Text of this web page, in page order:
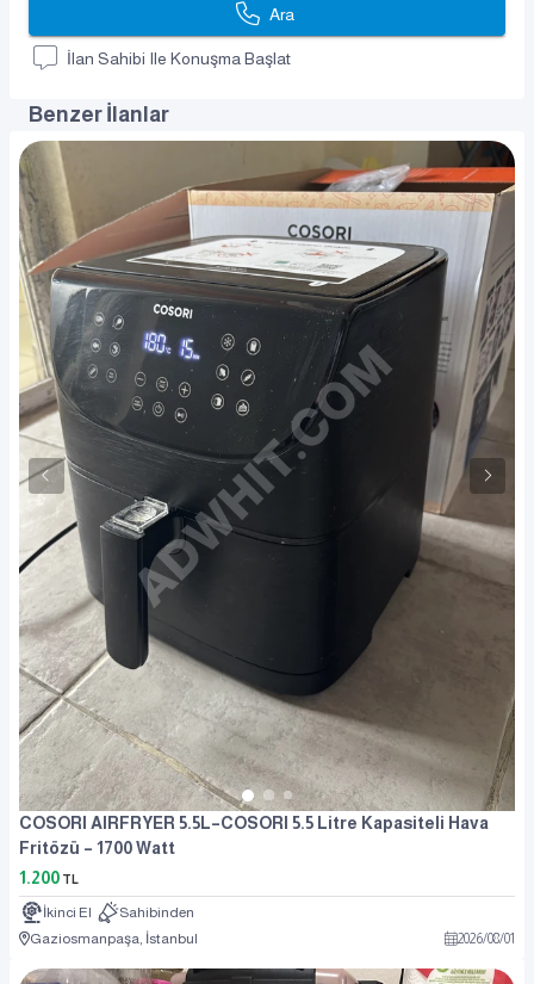
Ara
İlan Sahibi Ile Konuşma Başlat
Benzer İlanlar
COSORI AIRFRYER 5.5L–COSORI 5.5 Litre Kapasiteli Hava
Fritözü – 1700 Watt
1.200 TL
İkinci El
Sahibinden
Gaziosmanpaşa, İstanbul
2026/08/01